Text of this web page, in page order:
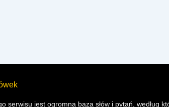
serwisu jest ogromna baza słów i pytań, według